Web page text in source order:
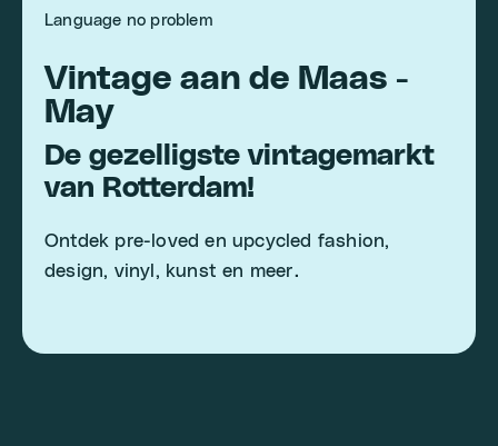
Language no problem
Vintage aan de Maas -
May
De gezelligste vintagemarkt
van Rotterdam!
Ontdek pre-loved en upcycled fashion,
design, vinyl, kunst en meer.